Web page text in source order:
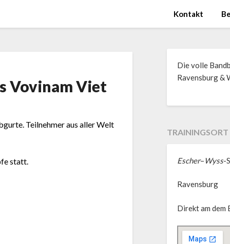
Kontakt
Vovinam Viet
Teilnehmer aus aller Welt
statt.
Die volle
Ravensburg &
TRAININGSORT
Escher–Wyss-
Ravensburg
Direkt am dem